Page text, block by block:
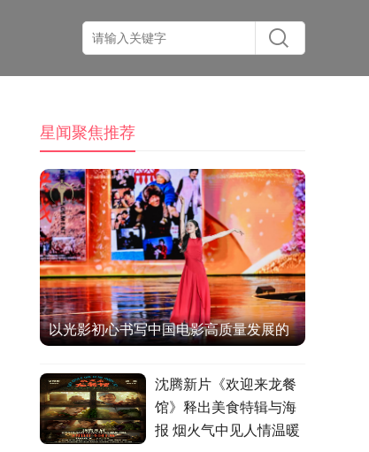
星闻聚焦推荐
以光影初心书写中国电影高质量发展的
沈腾新片《欢迎来龙餐
馆》释出美食特辑与海
报 烟火气中见人情温暖